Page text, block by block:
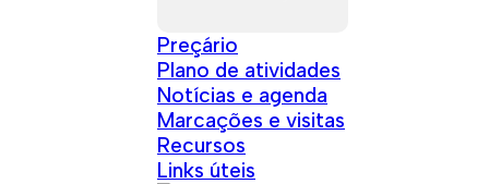
Preçário
Plano de atividades
Notícias e agenda
Marcações e visitas
Recursos
Links úteis